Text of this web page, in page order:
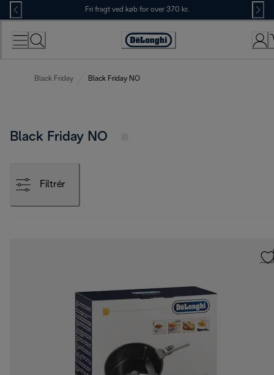
Skip
to
Content
Fri fragt ved køb for over 370 kr.
Accessibility
Black Friday Black Friday NO
Black Friday NO
Filtrér